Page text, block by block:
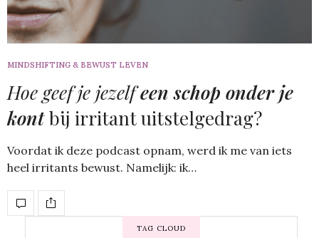
MINDSHIFTING & BEWUST LEVEN
Hoe geef je jezelfeen schop onder je
kontbij irritant uitstelgedrag?
Voordat ik deze podcast opnam, werd ik me van iets
heel irritants bewust. Namelijk: ik…
TAG CLOUD